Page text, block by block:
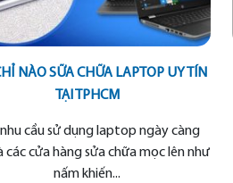
NÀO SỮA CHỮA LAPTOP UY TÍN
TẠI TPHCM
cầu sử dụng laptop ngày càng
các cửa hàng sửa chữa mọc lên như
nấm khiến...